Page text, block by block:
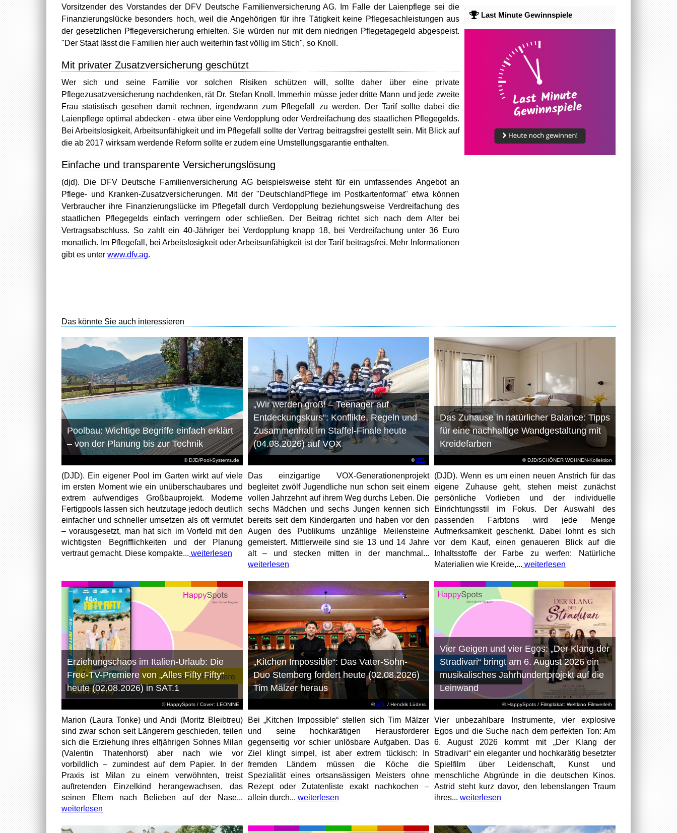
Vorsitzender des Vorstandes der DFV Deutsche Familienversicherung AG. Im Falle der Laienpflege sei die
Finanzierungslücke besonders hoch, weil die Angehörigen für ihre Tätigkeit keine Pflegesachleistungen aus
der gesetzlichen Pflegeversicherung erhielten. Sie würden nur mit dem niedrigen Pflegetagegeld abgespeist.
"Der Staat lässt die Familien hier auch weiterhin fast völlig im Stich", so Knoll.
Mit privater Zusatzversicherung geschützt
Wer sich und seine Familie vor solchen Risiken schützen will, sollte daher über eine private
Pflegezusatzversicherung nachdenken, rät Dr. Stefan Knoll. Immerhin müsse jeder dritte Mann und jede zweite
Frau statistisch gesehen damit rechnen, irgendwann zum Pflegefall zu werden. Der Tarif sollte dabei die
Laienpflege optimal abdecken - etwa über eine Verdopplung oder Verdreifachung des staatlichen Pflegegelds.
Bei Arbeitslosigkeit, Arbeitsunfähigkeit und im Pflegefall sollte der Vertrag beitragsfrei gestellt sein. Mit Blick auf
die ab 2017 wirksam werdende Reform sollte er zudem eine Umstellungsgarantie enthalten.
Einfache und transparente Versicherungslösung
(djd). Die DFV Deutsche Familienversicherung AG beispielsweise steht für ein umfassendes Angebot an
Pflege- und Kranken-Zusatzversicherungen. Mit der "DeutschlandPflege im Postkartenformat" etwa können
Verbraucher ihre Finanzierungslücke im Pflegefall durch Verdopplung beziehungsweise Verdreifachung des
staatlichen Pflegegelds einfach verringern oder schließen. Der Beitrag richtet sich nach dem Alter bei
Vertragsabschluss. So zahlt ein 40-Jähriger bei Verdopplung knapp 18, bei Verdreifachung unter 36 Euro
monatlich. Im Pflegefall, bei Arbeitslosigkeit oder Arbeitsunfähigkeit ist der Tarif beitragsfrei. Mehr Informationen
gibt es unter www.dfv.ag.
Last Minute Gewinnspiele
Das könnte Sie auch interessieren
© DJD/Pool-Systems.de
Poolbau: Wichtige Begriffe einfach erklärt
– von der Planung bis zur Technik
(DJD). Ein eigener Pool im Garten wirkt auf viele
im ersten Moment wie ein unüberschaubares und
extrem aufwendiges Großbauprojekt. Moderne
Fertigpools lassen sich heutzutage jedoch deutlich
einfacher und schneller umsetzen als oft vermutet
– vorausgesetzt, man hat sich im Vorfeld mit den
wichtigsten Begrifflichkeiten und der Planung
vertraut gemacht. Diese kompakte... weiterlesen
© RTL
„Wir werden groß! – Teenager auf
Entdeckungskurs“: Konflikte, Regeln und
Zusammenhalt im Staffel-Finale heute
(04.08.2026) auf VOX
Das einzigartige VOX-Generationenprojekt
begleitet zwölf Jugendliche nun schon seit einem
vollen Jahrzehnt auf ihrem Weg durchs Leben. Die
sechs Mädchen und sechs Jungen kennen sich
bereits seit dem Kindergarten und haben vor den
Augen des Publikums unzählige Meilensteine
gemeistert. Mittlerweile sind sie 13 und 14 Jahre
alt – und stecken mitten in der manchmal...
weiterlesen
© DJD/SCHÖNER WOHNEN-Kollektion
Das Zuhause in natürlicher Balance: Tipps
für eine nachhaltige Wandgestaltung mit
Kreidefarben
(DJD). Wenn es um einen neuen Anstrich für das
eigene Zuhause geht, stehen meist zunächst
persönliche Vorlieben und der individuelle
Einrichtungsstil im Fokus. Der Auswahl des
passenden Farbtons wird jede Menge
Aufmerksamkeit geschenkt. Dabei lohnt es sich
vor dem Kauf, einen genaueren Blick auf die
Inhaltsstoffe der Farbe zu werfen: Natürliche
Materialien wie Kreide,... weiterlesen
© HappySpots / Cover: LEONINE
Erziehungschaos im Italien-Urlaub: Die
Free-TV-Premiere von „Alles Fifty Fifty“
heute (02.08.2026) in SAT.1
Marion (Laura Tonke) und Andi (Moritz Bleibtreu)
sind zwar schon seit Längerem geschieden, teilen
sich die Erziehung ihres elfjährigen Sohnes Milan
(Valentin Thatenhorst) aber nach wie vor
vorbildlich – zumindest auf dem Papier. In der
Praxis ist Milan zu einem verwöhnten, treist
auftretenden Einzelkind herangewachsen, das
seinen Eltern nach Belieben auf der Nase...
weiterlesen
©RTL/ Hendrik Lüders
„Kitchen Impossible“: Das Vater-Sohn-
Duo Stemberg fordert heute (02.08.2026)
Tim Mälzer heraus
Bei „Kitchen Impossible“ stellen sich Tim Mälzer
und seine hochkarätigen Herausforderer
gegenseitig vor schier unlösbare Aufgaben. Das
Ziel klingt simpel, ist aber extrem tückisch: In
fremden Ländern müssen die Köche die
Spezialität eines ortsansässigen Meisters ohne
Rezept oder Zutatenliste exakt nachkochen –
allein durch... weiterlesen
© HappySpots / Filmplakat: Weltkino Filmverleih
Vier Geigen und vier Egos: „Der Klang der
Stradivari“ bringt am 6. August 2026 ein
musikalisches Jahrhundertprojekt auf die
Leinwand
Vier unbezahlbare Instrumente, vier explosive
Egos und die Suche nach dem perfekten Ton: Am
6. August 2026 kommt mit „Der Klang der
Stradivari“ ein eleganter und hochkarätig besetzter
Spielfilm über Leidenschaft, Kunst und
menschliche Abgründe in die deutschen Kinos.
Astrid steht kurz davor, den lebenslangen Traum
ihres... weiterlesen